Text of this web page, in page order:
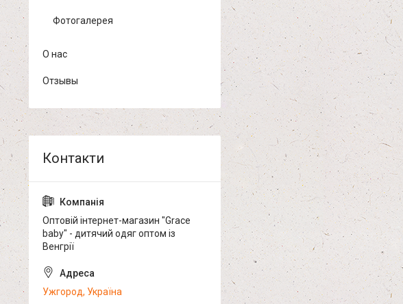
Фотогалерея
О нас
Отзывы
Оптовій інтернет-магазин "Grace
baby" - дитячий одяг оптом із
Венгрії
Ужгород, Україна